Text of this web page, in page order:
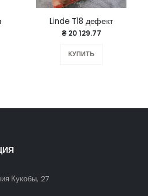
Linde T18 дефект
₴ 20 129.77
КУПИТЬ
Кукобы, 27